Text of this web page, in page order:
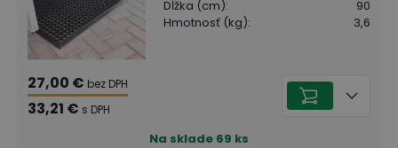
Dĺžka (cm):
90
Hmotnosť (kg): 3,6
27,00 € bez DPH
33,21 € s DPH
Na sklade 69 ks